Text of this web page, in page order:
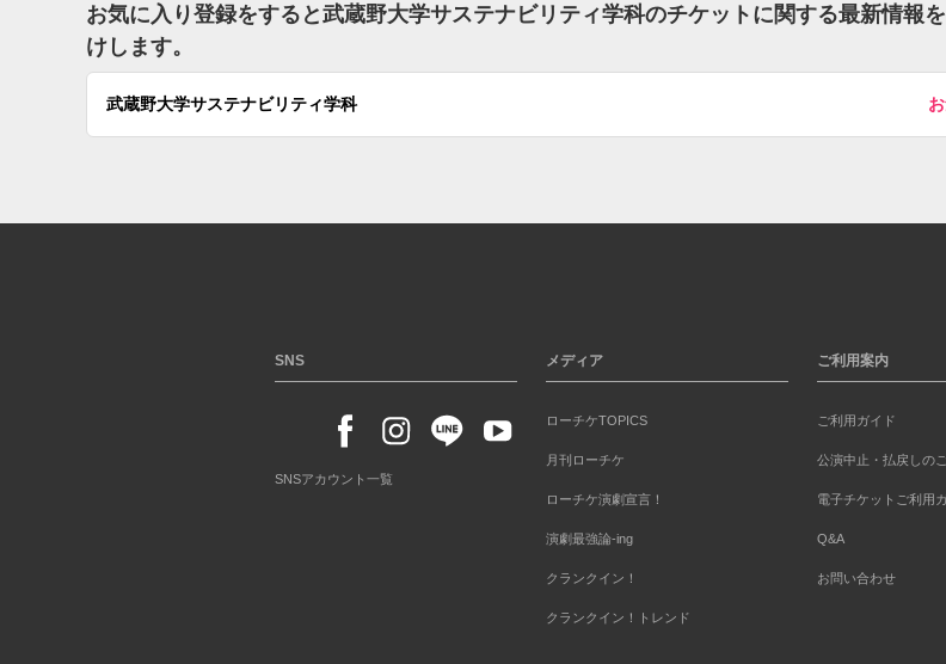
お気に入り登録をすると武蔵野大学サステナビリティ学科のチケットに関する最新情報
けします。
武蔵野大学サステナビリティ学科
SNS
SNSアカウント一覧
メディア
ローチケTOPICS
月刊ローチケ
ローチケ演劇宣言！
演劇最強論-ing
クランクイン！
クランクイン！トレンド
ご利用案内
ご利用ガイド
公演中止・払戻しの
電子チケットご利用
Q&A
お問い合わせ